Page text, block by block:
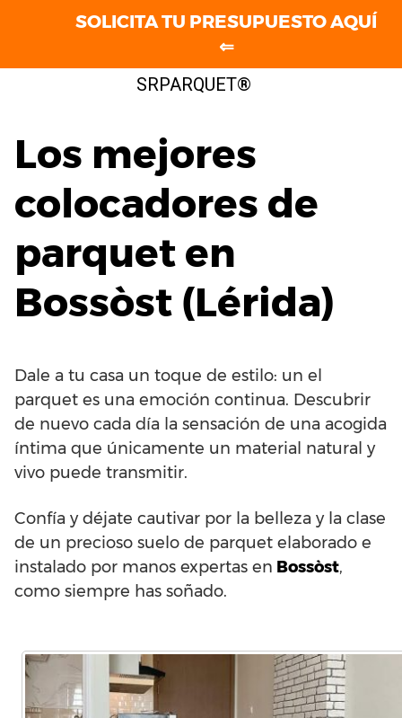
SRPARQUET®
Los mejores
colocadores de
parquet en
Bossòst (Lérida)
Dale a tu casa un toque de estilo: un el
parquet es una emoción continua. Descubrir
de nuevo cada día la sensación de una acogida
íntima que únicamente un material natural y
vivo puede transmitir.
Confía y déjate cautivar por la belleza y la clase
de un precioso suelo de parquet elaborado e
instalado por manos expertas en Bossòst,
como siempre has soñado.
SOLICITA TU PRESUPUESTO AQUÍ
⇐